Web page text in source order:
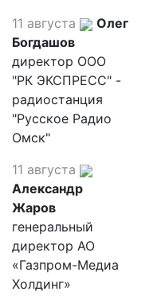
11 августа
Олег
Богдашов
директор ООО
"РК ЭКСПРЕСС" -
радиостанция
"Русское Радио
Омск"
11 августа
Александр
Жаров
генеральный
директор АО
«Газпром-Медиа
Холдинг»